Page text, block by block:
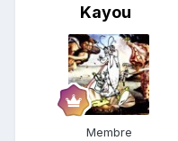
Kayou
Membre